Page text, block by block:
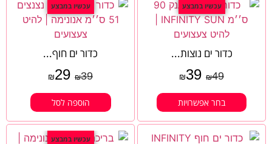
עכשיו במבצע
כדור ים נוצות...
₪49
₪39
בחר אפשרויות
עכשיו במבצע
כדור ים חוף...
₪39
₪29
הוספה לסל
עכשיו במבצע